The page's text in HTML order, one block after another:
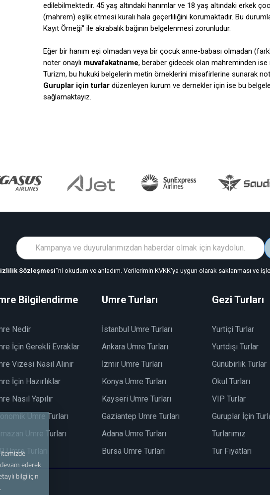
edilebilmektedir. 45 yaş altındaki hanımlar ve 18 yaş altındaki erkek
(mahrem) eşlik etmesi kuralı hala geçerliliğini korumaktadır. Bu
Kayıt Örneği" ile akrabalık bağının belgelenmesi zorunludur.
Eğer bir hanım eşi olmadan veya bir çocuk anne-babası olmadan
noter onaylı muvafakatname, beraber gidecek olan mahreminden
Turizm, bu hukuki belgelerin metin örneklerini misafirlerine sunarak
Guruplar için turlardüzenleyen kurum ve dernekler için ise bu
sağlamaktayız.
Sözleşmesi"ni okudum ve anladım. Verilerimin KVKK'ya uygun olarak saklanması ve
Bilgilendirme
Nedir
İçin Gerekli Evraklar
Vizesi Nasıl Alınır
İçin Hazırlıklar
Nasıl Yapılır
Umre Turları
Umre Turları
Umre Turları
Umre Turları
İstanbul Umre Turları
Ankara Umre Turları
İzmir Umre Turları
Konya Umre Turları
Kayseri Umre Turları
Gaziantep Umre Turları
Adana Umre Turları
Bursa Umre Turları
Gezi Turları
Yurtiçi Turlar
Yurtdışı Turlar
Günübirlik Turlar
Okul Turları
VIP Turlar
Guruplar İçin
Turlarımız
Tur Fiyatları
ederek
bilgi için